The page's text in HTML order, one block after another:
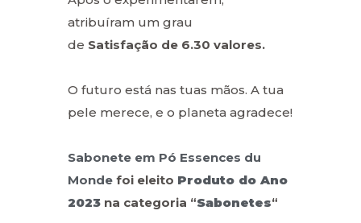
atribuíram um grau
de Satisfação de 6.30 valores.
O futuro está nas tuas mãos. A tua
pele merece, e o planeta agradece!
Sabonete em Pó Essences du
Monde foi eleito Produto do Ano
2023 na categoria “Sabonetes“